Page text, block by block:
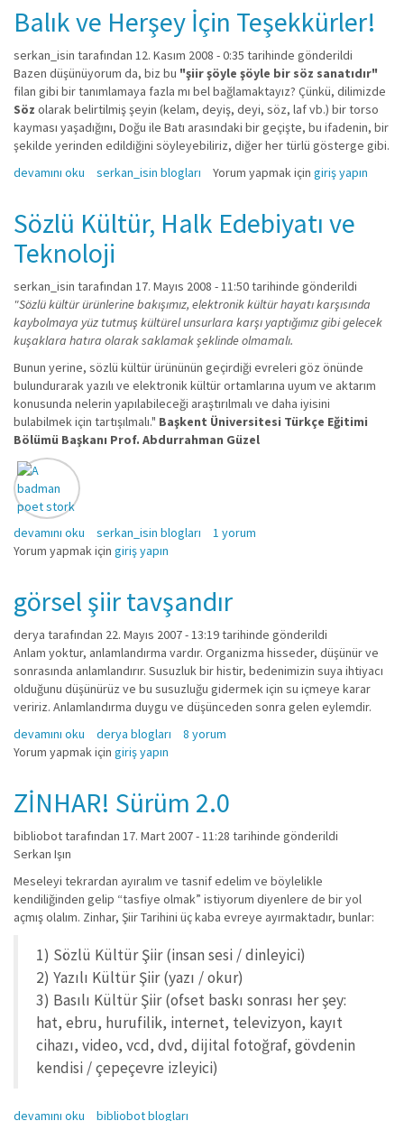
Balık ve Herşey İçin Teşekkürler!
serkan_isin tarafından 12. Kasım 2008 - 0:35 tarihinde gönderildi
Bazen düşünüyorum da, biz bu "şiir şöyle şöyle bir söz sanatıdır"
filan gibi bir tanımlamaya fazla mı bel bağlamaktayız? Çünkü, dilimizde
Söz olarak belirtilmiş şeyin (kelam, deyiş, deyi, söz, laf vb.) bir torso
kayması yaşadığını, Doğu ile Batı arasındaki bir geçişte, bu ifadenin, bir
şekilde yerinden edildiğini söyleyebiliriz, diğer her türlü gösterge gibi.
Balık ve Herşey İçin Teşekkürler! hakkında
devamını oku serkan_isin blogları Yorum yapmak için giriş yapın
Sözlü Kültür, Halk Edebiyatı ve
Teknoloji
serkan_isin tarafından 17. Mayıs 2008 - 11:50 tarihinde gönderildi
"Sözlü kültür ürünlerine bakışımız, elektronik kültür hayatı karşısında
kaybolmaya yüz tutmuş kültürel unsurlara karşı yaptığımız gibi gelecek
kuşaklara hatıra olarak saklamak şeklinde olmamalı.
Bunun yerine, sözlü kültür ürününün geçirdiği evreleri göz önünde
bulundurarak yazılı ve elektronik kültür ortamlarına uyum ve aktarım
konusunda nelerin yapılabileceği araştırılmalı ve daha iyisini
bulabilmek için tartışılmalı." Başkent Üniversitesi Türkçe Eğitimi
Bölümü Başkanı Prof. Abdurrahman Güzel
Sözlü Kültür, Halk Edebiyatı ve Teknoloji hakkında
devamını oku serkan_isin blogları
1 yorum
Yorum yapmak için giriş yapın
görsel şiir tavşandır
derya tarafından 22. Mayıs 2007 - 13:19 tarihinde gönderildi
Anlam yoktur, anlamlandırma vardır. Organizma hisseder, düşünür ve
sonrasında anlamlandırır. Susuzluk bir histir, bedenimizin suya ihtiyacı
olduğunu düşünürüz ve bu susuzluğu gidermek için su içmeye karar
veririz. Anlamlandırma duygu ve düşünceden sonra gelen eylemdir.
görsel şiir tavşandır hakkında
devamını oku derya blogları
8 yorum
Yorum yapmak için giriş yapın
ZİNHAR! Sürüm 2.0
bibliobottarafından 17. Mart 2007 - 11:28 tarihinde gönderildi
Serkan Işın
Meseleyi tekrardan ayıralım ve tasnif edelim ve böylelikle
kendiliğinden gelip “tasfiye olmak” istiyorum diyenlere de bir yol
açmış olalım. Zinhar, Şiir Tarihini üç kaba evreye ayırmaktadır, bunlar:
1) Sözlü Kültür Şiir (insan sesi / dinleyici)
2) Yazılı Kültür Şiir (yazı / okur)
3) Basılı Kültür Şiir (ofset baskı sonrası her şey:
hat, ebru, hurufilik, internet, televizyon, kayıt
cihazı, video, vcd, dvd, dijital fotoğraf, gövdenin
kendisi / çepeçevre izleyici)
ZİNHAR! Sürüm 2.0 hakkında
devamını oku bibliobot blogları